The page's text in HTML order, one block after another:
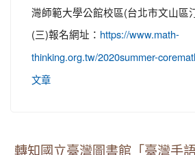
灣師範大學公館校區(台北市文山區
(三)報名網址： https://www.math-
thinking.org.tw/2020summer-
文章
轉知國立臺灣圖書館「臺灣手